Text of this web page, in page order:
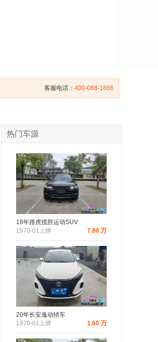
客服电话： 400-088-1666
热门车源
18年路虎揽胜运动SUV
1970-01上牌
7.80 万
20年长安逸动轿车
1970-01上牌
1.60 万